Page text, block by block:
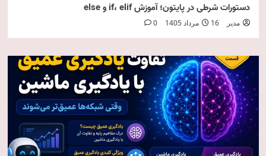
دستورات شرطی در پایتون؛ آموزش if، elif و else
مدیر 16 مرداد 1405 0